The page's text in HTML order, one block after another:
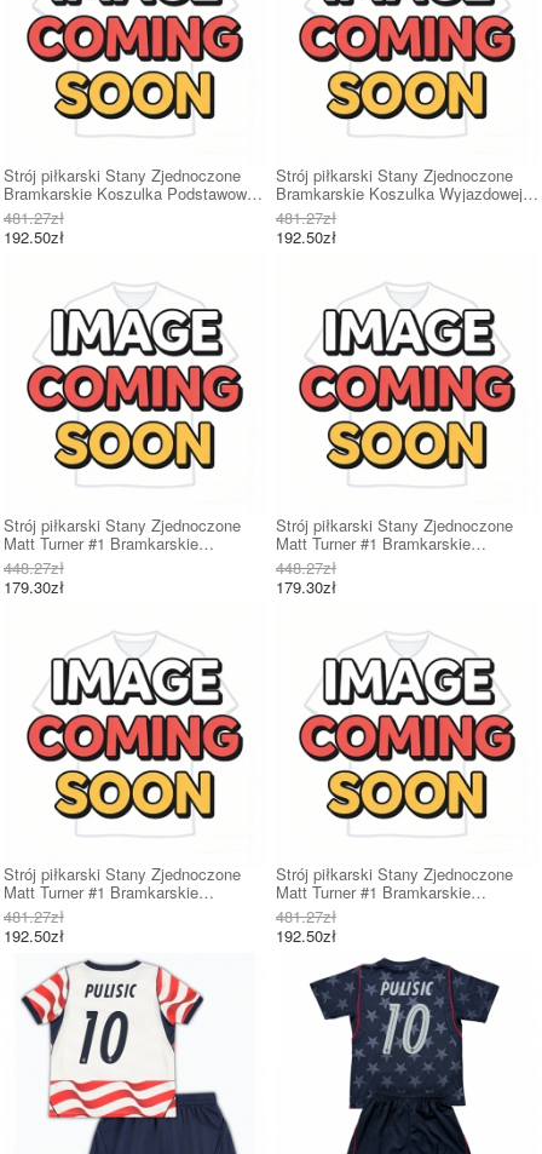
Strój piłkarski Stany Zjednoczone
Bramkarskie Koszulka Podstawowej
dziecięce MŚ 2026 Długi Rękaw (+
Krótkie spodenki)
481.27zł
192.50zł
Strój piłkarski Stany Zjednoczone
Bramkarskie Koszulka Wyjazdowej
dziecięce MŚ 2026 Długi Rękaw (+
Krótkie spodenki)
481.27zł
192.50zł
Strój piłkarski Stany Zjednoczone
Matt Turner #1 Bramkarskie
Koszulka Podstawowej dziecięce MŚ
2026 Krótki Rękaw (+ Krótkie
spodenki)
448.27zł
179.30zł
Strój piłkarski Stany Zjednoczone
Matt Turner #1 Bramkarskie
Koszulka Wyjazdowej dziecięce MŚ
2026 Krótki Rękaw (+ Krótkie
spodenki)
448.27zł
179.30zł
Strój piłkarski Stany Zjednoczone
Matt Turner #1 Bramkarskie
Koszulka Podstawowej dziecięce MŚ
2026 Długi Rękaw (+ Krótkie
spodenki)
481.27zł
192.50zł
Strój piłkarski Stany Zjednoczone
Matt Turner #1 Bramkarskie
Koszulka Wyjazdowej dziecięce MŚ
2026 Długi Rękaw (+ Krótkie
spodenki)
481.27zł
192.50zł